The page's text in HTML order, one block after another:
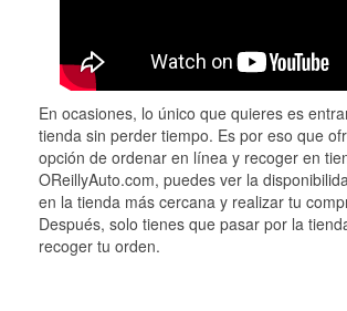
En ocasiones, lo único que quieres es
tienda sin perder tiempo. Es por eso que
opción de ordenar en línea y recoger en
OReillyAuto.com, puedes ver la
en la tienda más cercana y realizar tu
Después, solo tienes que pasar por la
recoger tu orden.